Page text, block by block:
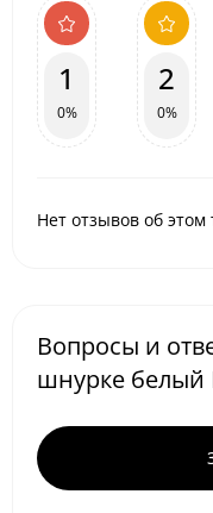
1
0%
2
0%
Нет отзывов об этом
Вопросы и
шнурке белый